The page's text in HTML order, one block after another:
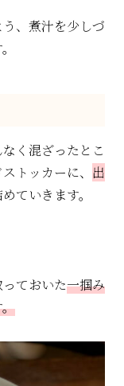
、煮汁を少しづ
く混ざったとこ
トッカーに、 出
ていきます。
ておいた一掴み